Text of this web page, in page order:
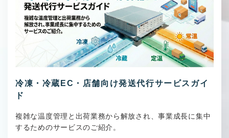
冷凍・冷蔵EC・店舗向け発送代行サービスガイ
ド
複雑な温度管理と出荷業務から解放され、事業成長に集中
するためのサービスのご紹介。